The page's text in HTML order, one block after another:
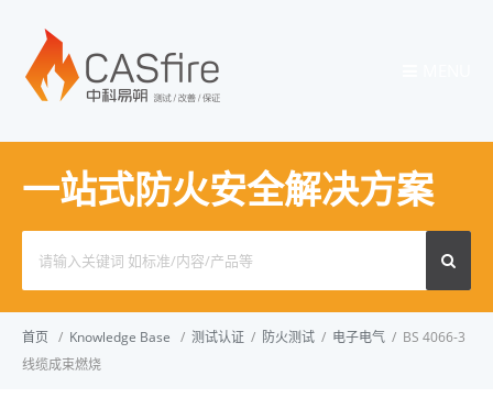
一站式防火安全解决方案
for:
首页 / Knowledge Base / 测试认证 / 防火测试 / 电子电气 / BS 4066-3
线缆成束燃烧